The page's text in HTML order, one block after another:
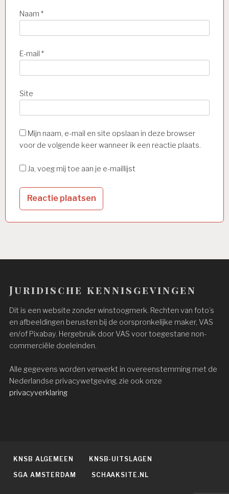
Naam *
E-mail *
Site
Mijn naam, e-mail en site opslaan in deze browser
voor de volgende keer wanneer ik een reactie plaats.
Ja, voeg mij toe aan je e-maillijst
Juridische kennisgevingen
Dit is een website zonder winstoogmerk. Rechten van foto’s
en afbeeldingen berusten bij de oorspronkelijke maker, VAS
en/of Pixabay. Hergebruik door VAS voor toegestane non-
commerciële doeleinden.
Alle gegevens worden verwerkt in overeenstemming met de
Nederlandse privacywetgeving, zie ook onze
privacyverklaring
KNSB ALGEMEEN KNSB-UITSLAGEN
SGA AMSTERDAM SCHAAKSITE.NL